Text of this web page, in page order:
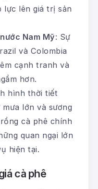
lực lên giá trị sản
Nam Mỹ: Sự
và Colombia
cạnh tranh và
hơn.
hình thời tiết
lớn và sương
cà phê chính
quan ngại lớn
hiện tại.
cà phê